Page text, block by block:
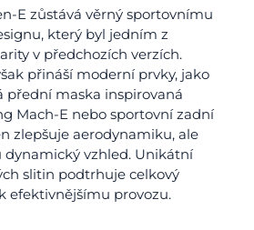
E zůstává věrný sportovnímu
který byl jedním z
v předchozích verzích.
přináší moderní prvky, jako
přední maska inspirovaná
Mach-E nebo sportovní zadní
zlepšuje aerodynamiku, ale
dynamický vzhled. Unikátní
slitin podtrhuje celkový
efektivnějšímu provozu.